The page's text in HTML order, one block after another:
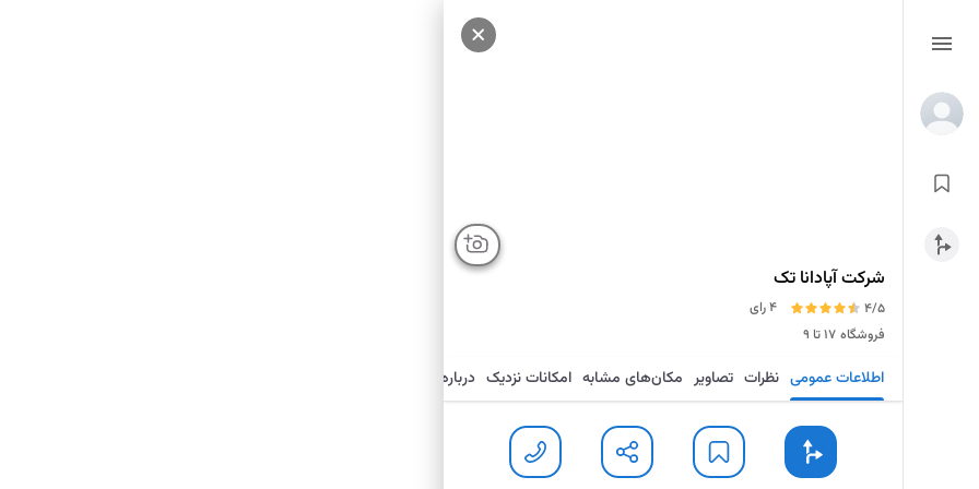
شرکت آپادانا تک
4/5
4 رای
فروشگاه ۱۷ تا ۹
اطلاعات عمومی نظرات تصاویر مکان‌های مشابه امکانات نزدیک درباره